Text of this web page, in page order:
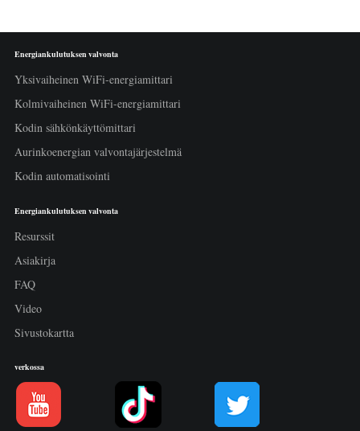
Energiankulutuksen valvonta
Yksivaiheinen WiFi-energiamittari
Kolmivaiheinen WiFi-energiamittari
Kodin sähkönkäyttömittari
Aurinkoenergian valvontajärjestelmä
Kodin automatisointi
Energiankulutuksen valvonta
Resurssit
Asiakirja
FAQ
Video
Sivustokartta
verkossa